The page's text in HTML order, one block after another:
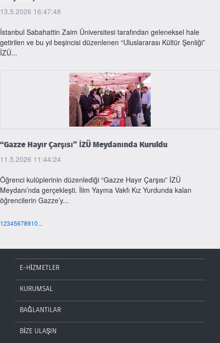
13.5.2026 16:47:48
İstanbul Sabahattin Zaim Üniversitesi tarafından geleneksel hale
getirilen ve bu yıl beşincisi düzenlenen “Uluslararası Kültür Şenliği”
İZÜ...
“Gazze Hayır Çarşısı” İZÜ Meydanında Kuruldu
11.5.2026 11:44:24
Öğrenci kulüplerinin düzenlediği “Gazze Hayır Çarşısı” İZÜ
Meydanı’nda gerçekleşti. İlim Yayma Vakfı Kız Yurdunda kalan
öğrencilerin Gazze’y...
12345678910...
E-HİZMETLER
KURUMSAL
BAĞLANTILAR
BİZE ULAŞIN